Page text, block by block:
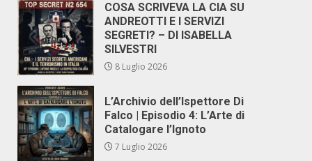
COSA SCRIVEVA LA CIA SU
ANDREOTTI E I SERVIZI
SEGRETI? – DI ISABELLA
SILVESTRI
8 Luglio 2026
L’Archivio dell’Ispettore Di
Falco | Episodio 4: L’Arte di
Catalogare l’Ignoto
7 Luglio 2026